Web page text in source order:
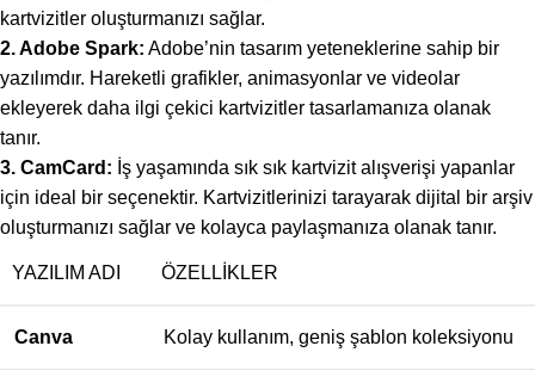
kartvizitler oluşturmanızı sağlar.
2. Adobe Spark: Adobe’nin tasarım yeteneklerine sahip bir
yazılımdır. Hareketli grafikler, animasyonlar ve videolar
ekleyerek daha ilgi çekici kartvizitler tasarlamanıza olanak
tanır.
3. CamCard: İş yaşamında sık sık kartvizit alışverişi yapanlar
için ideal bir seçenektir. Kartvizitlerinizi tarayarak dijital bir arşiv
oluşturmanızı sağlar ve kolayca paylaşmanıza olanak tanır.
YAZILIM ADI ÖZELLIKLER
Canva Kolay kullanım, geniş şablon koleksiyonu